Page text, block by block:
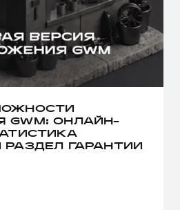
GWM: ОНЛАЙН-
ГАРАНТИИ